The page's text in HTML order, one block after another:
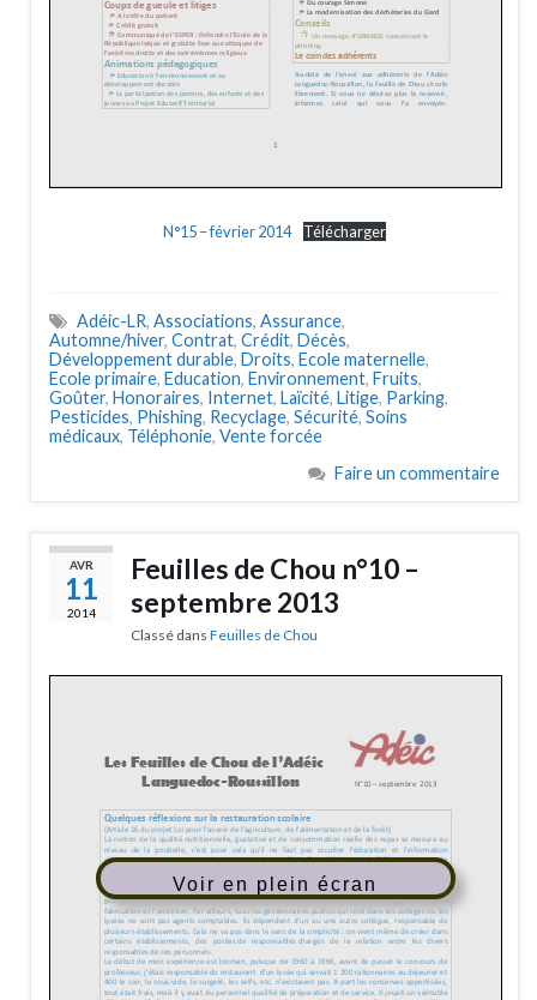
N°15 – février 2014 Télécharger
Adéic-LR, Associations, Assurance,
Automne/hiver, Contrat, Crédit, Décès,
Développement durable, Droits, Ecole maternelle,
Ecole primaire, Education, Environnement, Fruits,
Goûter, Honoraires, Internet, Laïcité, Litige, Parking,
Pesticides, Phishing, Recyclage, Sécurité, Soins
médicaux, Téléphonie, Vente forcée
Faire un commentaire
AVR
11
2014
Feuilles de Chou n°10 –
septembre 2013
Classé dans Feuilles de Chou
Voir en plein écran